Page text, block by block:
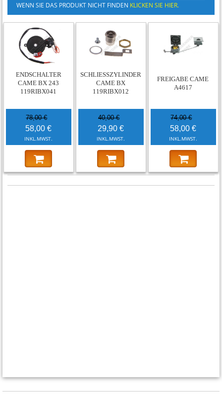
WENN SIE DAS PRODUKT NICHT FINDEN KLICKEN SIE HIER.
ENDSCHALTER
CAME BX 243
119RIBX041
78,00 €
58,00 €
INKL.MWST.
SCHLIESSZYLINDER C
AME BX 1
19RIBX012
40,00 €
29,90 €
INKL.MWST.
FREIGABE CAME
A4617
74,00 €
58,00 €
INKL.MWST.